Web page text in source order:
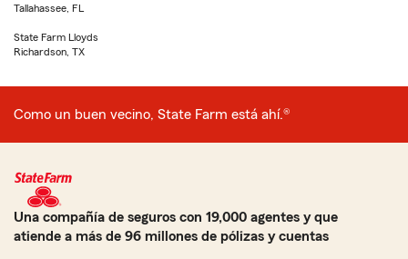
Tallahassee, FL
State Farm Lloyds
Richardson, TX
Como un buen vecino, State Farm está ahí.®
Una compañía de seguros con 19,000 agentes y que
atiende a más de 96 millones de pólizas y cuentas